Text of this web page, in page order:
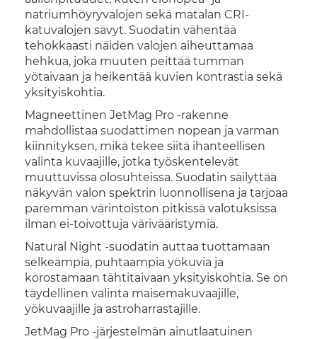
natriumhöyryvalojen sekä matalan CRI-
katuvalojen sävyt. Suodatin vähentää
tehokkaasti näiden valojen aiheuttamaa
hehkua, joka muuten peittää tumman
yötaivaan ja heikentää kuvien kontrastia sekä
yksityiskohtia.
Magneettinen JetMag Pro -rakenne
mahdollistaa suodattimen nopean ja varman
kiinnityksen, mikä tekee siitä ihanteellisen
valinta kuvaajille, jotka työskentelevät
muuttuvissa olosuhteissa. Suodatin säilyttää
näkyvän valon spektrin luonnollisena ja tarjoaa
paremman värintoiston pitkissä valotuksissa
ilman ei-toivottuja värivääristymiä.
Natural Night -suodatin auttaa tuottamaan
selkeämpiä, puhtaampia yökuvia ja
korostamaan tähtitaivaan yksityiskohtia. Se on
täydellinen valinta maisemakuvaajille,
yökuvaajille ja astroharrastajille.
JetMag Pro -järjestelmän ainutlaatuinen